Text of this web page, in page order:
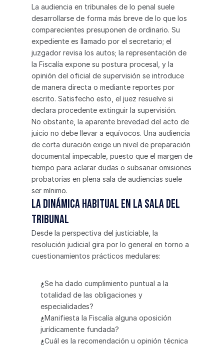
La audiencia en tribunales de lo penal suele
desarrollarse de forma más breve de lo que los
comparecientes presuponen de ordinario. Su
expediente es llamado por el secretario; el
juzgador revisa los autos; la representación de
la Fiscalía expone su postura procesal, y la
opinión del oficial de supervisión se introduce
de manera directa o mediante reportes por
escrito. Satisfecho esto, el juez resuelve si
declara procedente extinguir la supervisión.
No obstante, la aparente brevedad del acto de
juicio no debe llevar a equívocos. Una audiencia
de corta duración exige un nivel de preparación
documental impecable, puesto que el margen de
tiempo para aclarar dudas o subsanar omisiones
probatorias en plena sala de audiencias suele
ser mínimo.
La dinámica habitual en la sala del
tribunal
Desde la perspectiva del justiciable, la
resolución judicial gira por lo general en torno a
cuestionamientos prácticos medulares:
¿Se ha dado cumplimiento puntual a la
totalidad de las obligaciones y
especialidades?
¿Manifiesta la Fiscalía alguna oposición
jurídicamente fundada?
¿Cuál es la recomendación u opinión técnica